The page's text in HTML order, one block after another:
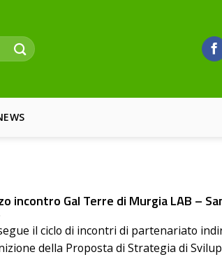
incontro Gal Terre di Murgia LAB –
il ciclo di incontri di partenariato
della Proposta di Strategia di